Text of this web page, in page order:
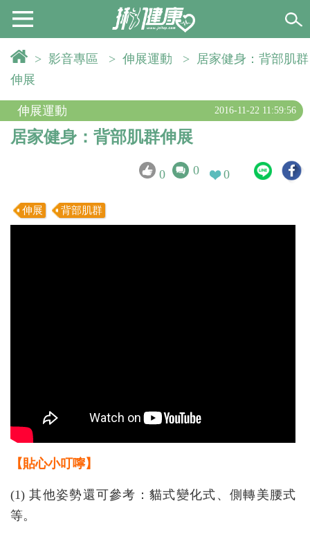
> 影音專區 > 伸展運動 > 居家健身：背部肌群
伸展
伸展運動 2016-11-22 11:59:56
居家健身：背部肌群伸展
0 0 0
伸展 背部肌群
【貼心小叮嚀】
(1) 其他姿勢還可參考：貓式變化式、側轉美腰式
等。